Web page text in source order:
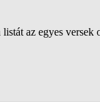
az egyes versek